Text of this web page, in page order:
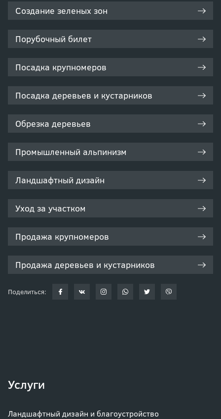
Создание зеленых зон
Порубочный билет
Посадка крупномеров
Посадка деревьев и кустарников
Обрезка деревьев
Промышленный альпинизм
Ландшафтный дизайн
Уход за участком
Продажа крупномеров
Продажа деревьев и кустарников
Поделиться:
Услуги
Ландшафтный дизайн и благоустройство